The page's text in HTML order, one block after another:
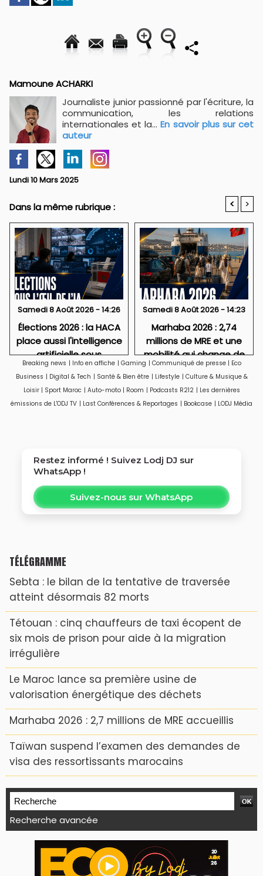
Mamoune ACHARKI
Journaliste junior passionné par l'écriture, la
communication, les relations
internationales et la...En savoir plus sur cet
auteur
Lundi 10 Mars 2025
Dans la même rubrique : < >
Samedi 8 Août 2026 - 14:26
Élections 2026 : la HACA
place aussi l'intelligence
artificielle sous
surveillance
Samedi 8 Août 2026 - 14:23
Marhaba 2026 : 2,74
millions de MRE et une
mobilité qui change de
visage
Breaking news | Info en affiche | Gaming | Communiqué de presse | Eco
Business | Digital & Tech | Santé & Bien être | Lifestyle | Culture & Musique &
Loisir | Sport Maroc | Auto-moto | Room | Podcasts R212 | Les dernières
émissions de L'ODJ TV | Last Conférences & Reportages | Bookcase | LODJ Média
Restez informé ! Suivez Lodj DJ sur
WhatsApp !
Suivez-nous sur WhatsApp
TÉLÉGRAMME
Sebta : le bilan de la tentative de traversée
atteint désormais 82 morts
Tétouan : cinq chauffeurs de taxi écopent de
six mois de prison pour aide à la migration
irrégulière
Le Maroc lance sa première usine de
valorisation énergétique des déchets
Marhaba 2026 : 2,7 millions de MRE accueillis
Taïwan suspend l’examen des demandes de
visa des ressortissants marocains
Recherche avancée